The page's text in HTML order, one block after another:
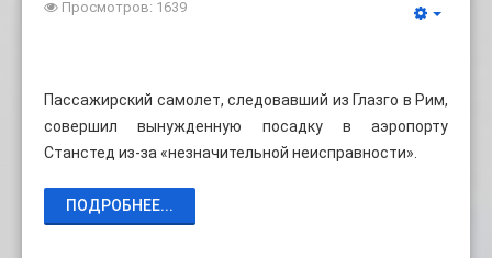
Просмотров: 1639
Пассажирский самолет, следовавший из Глазго в Рим,
совершил вынужденную посадку в аэропорту
Станстед из-за «незначительной неисправности».
ПОДРОБНЕЕ...